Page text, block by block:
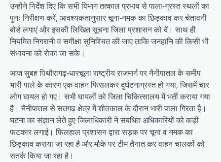
उन्होंने निर्देश दिए कि सभी विभाग तत्काल प्रभाव से पाला-ग्रस्त स्थलों का
पुनः निरीक्षण करें, आवश्यकतानुसार चूना-नमक का छिड़काव कर चेतावनी
बोर्ड लगाएं और इसकी लिखित सूचना जिला प्रशासन को दें। साथ ही
नियमित निगरानी व समीक्षा सुनिश्चित की जाए ताकि जनहानि की किसी भी
संभावना को रोका जा सके।
आज सुबह पिथौरागढ़-धारचूला राष्ट्रीय राजमार्ग पर नैनीपातल के समीप
भारी पाले के कारण एक वाहन फिसलकर दुर्घटनाग्रस्त हो गया, जिसमें चार
लोग घायल हो गए। सभी घायलों को जिला चिकित्सालय में भर्ती कराया गया
है। नैनीपातल से सतगढ़ क्षेत्र में शीतकाल के दौरान भारी पाला गिरता है।
घटना का संज्ञान लेते हुए जिलाधिकारी ने संबंधित अधिकारियों को कड़ी
फटकार लगाई। फिलहाल प्रशासन द्वारा सड़क पर चूना व नमक का
छिड़काव कराया जा रहा है और मौके पर टीम तैनात कर वाहन चालकों को
सतर्क किया जा रहा है।